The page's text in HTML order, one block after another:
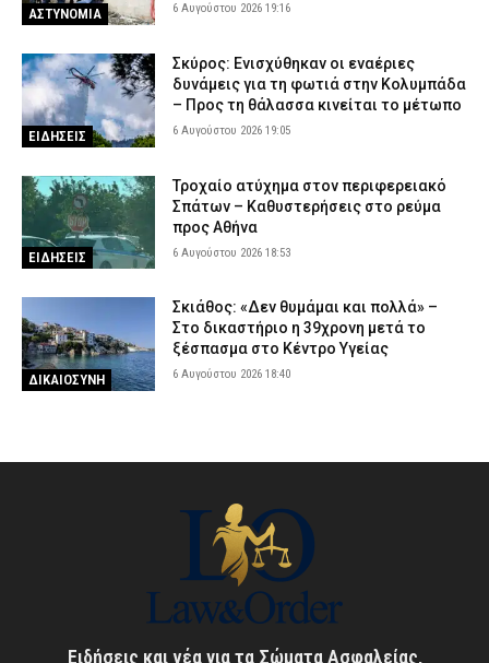
ΑΣΤΥΝΟΜΙΑ 6 Αυγούστου 2026 19:16
ΕΙΔΗΣΕΙΣ
Σκύρος: Ενισχύθηκαν οι εναέριες
δυνάμεις για τη φωτιά στην Κολυμπάδα
– Προς τη θάλασσα κινείται το μέτωπο
6 Αυγούστου 2026 19:05
ΕΙΔΗΣΕΙΣ
Τροχαίο ατύχημα στον περιφερειακό
Σπάτων – Καθυστερήσεις στο ρεύμα
προς Αθήνα
6 Αυγούστου 2026 18:53
ΔΙΚΑΙΟΣΥΝΗ
Σκιάθος: «Δεν θυμάμαι και πολλά» –
Στο δικαστήριο η 39χρονη μετά το
ξέσπασμα στο Κέντρο Υγείας
6 Αυγούστου 2026 18:40
Ειδήσεις και νέα για τα Σώματα Ασφαλείας,